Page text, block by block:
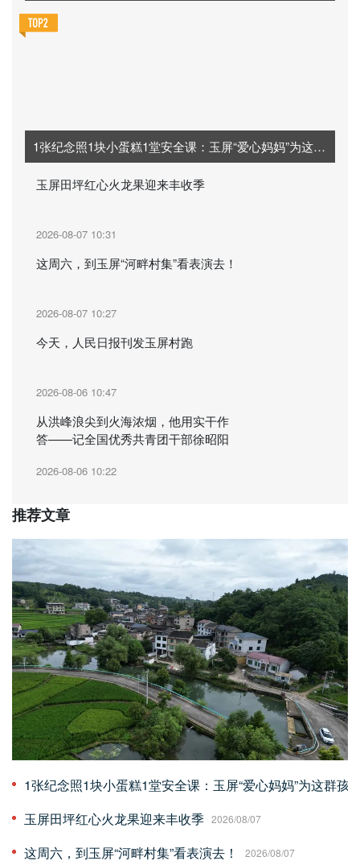
1张纪念照1块小蛋糕1堂安全课：玉屏“爱心妈妈”为这群孩子定制“夏日限定”记忆
玉屏田坪红心火龙果迎来丰收季
2026-08-07 10:31
这周六，到玉屏“河畔村集”看表演去！
2026-08-07 10:27
今天，人民日报刊发玉屏村跑
2026-08-06 10:47
从洪峰浪尖到火海浓烟，他用实干作
答——记全国优秀共青团干部徐昭阳
2026-08-06 10:22
推荐文章
1张纪念照1块小蛋糕1堂安全课：玉屏“爱心妈妈”为这群孩
玉屏田坪红心火龙果迎来丰收季 2026/08/07
这周六，到玉屏“河畔村集”看表演去！ 2026/08/07